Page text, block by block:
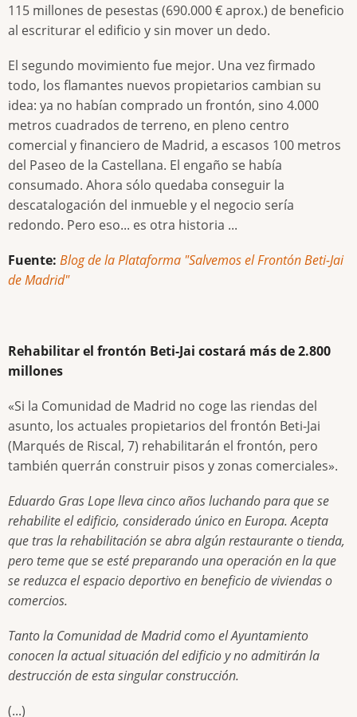
115 millones de pesestas (690.000 € aprox.) de beneficio
al escriturar el edificio y sin mover un dedo.
El segundo movimiento fue mejor. Una vez firmado
todo, los flamantes nuevos propietarios cambian su
idea: ya no habían comprado un frontón, sino 4.000
metros cuadrados de terreno, en pleno centro
comercial y financiero de Madrid, a escasos 100 metros
del Paseo de la Castellana. El engaño se había
consumado. Ahora sólo quedaba conseguir la
descatalogación del inmueble y el negocio sería
redondo. Pero eso... es otra historia ...
Fuente: Blog de la Plataforma "Salvemos el Frontón Beti-Jai
de Madrid"
Rehabilitar el frontón Beti-Jai costará más de 2.800
millones
«Si la Comunidad de Madrid no coge las riendas del
asunto, los actuales propietarios del frontón Beti-Jai
(Marqués de Riscal, 7) rehabilitarán el frontón, pero
también querrán construir pisos y zonas comerciales».
Eduardo Gras Lope lleva cinco años luchando para que se
rehabilite el edificio, considerado único en Europa. Acepta
que tras la rehabilitación se abra algún restaurante o tienda,
pero teme que se esté preparando una operación en la que
se reduzca el espacio deportivo en beneficio de viviendas o
comercios.
Tanto la Comunidad de Madrid como el Ayuntamiento
conocen la actual situación del edificio y no admitirán la
destrucción de esta singular construcción.
(...)